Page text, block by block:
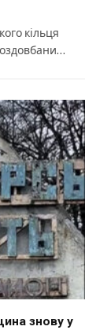
кільця
знову у